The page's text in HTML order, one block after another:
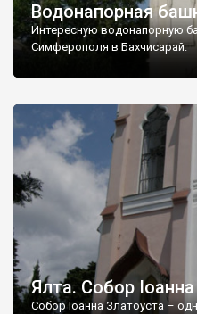
Водонапорная
Интересную водонапорную
Симферополя в Бахчисарай.
Ялта. Собор
Собор Іоанна Златоуста –